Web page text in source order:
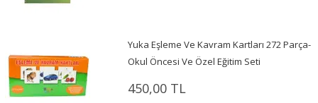
Yuka Eşleme Ve Kavram Kartları 272 Parça-
Okul Öncesi Ve Özel Eğitim Seti
450,00 TL